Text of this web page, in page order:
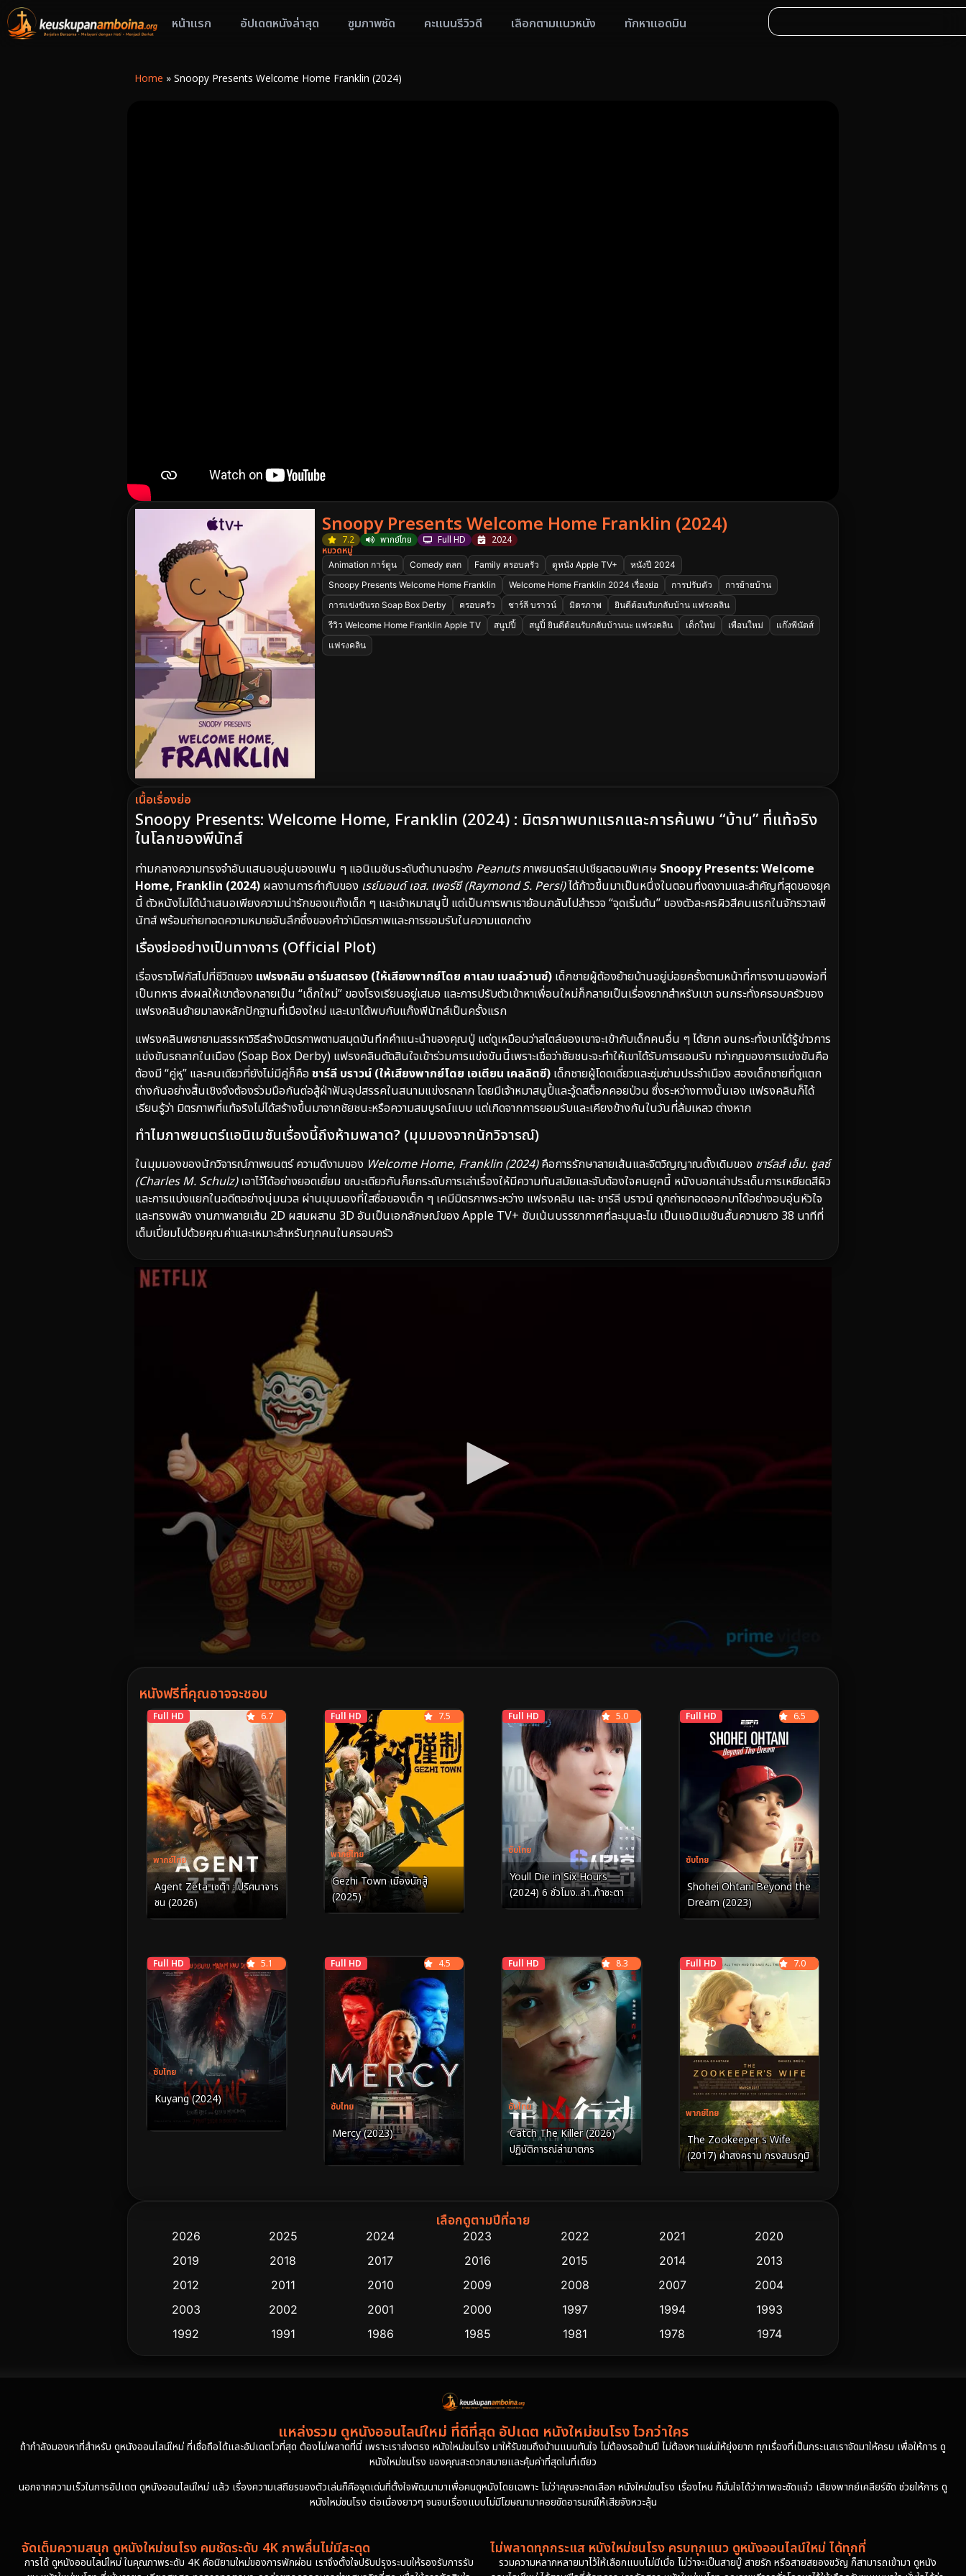
หน้าแรก อัปเดตหนังล่าสุด ซูมภาพชัด คะแนนรีวิวดี เลือกตามแนวหนัง ทักหาแอดมิน
Home » Snoopy Presents Welcome Home Franklin (2024)
Snoopy Presents Welcome Home Franklin (2024)
7.2 พากย์ไทย Full HD
2024
หมวดหมู่
Animation การ์ตูน Comedy ตลก Family ครอบครัว ดูหนัง Apple TV+
หนังปี 2024
Snoopy Presents Welcome Home Franklin
Welcome Home Franklin 2024 เรื่องย่อ การปรับตัว
การย้ายบ้าน
การแข่งขันรถ Soap Box Derby
ครอบครัว ชาร์ลี บราวน์ มิตรภาพ
ยินดีต้อนรับกลับบ้าน แฟรงคลิน
รีวิว Welcome Home Franklin Apple TV
สนูปปี้ สนูปี้ ยินดีต้อนรับกลับบ้านนะ แฟรงคลิน เด็กใหม่ เพื่อนใหม่
แก๊งพีนัตส์
แฟรงคลิน
เนื้อเรื่องย่อ
Snoopy Presents: Welcome Home, Franklin (2024) : มิตรภาพบทแรกและการค้นพบ “บ้าน” ที่แท้จริง
ในโลกของพีนัทส์
ท่ามกลางความทรงจำอันแสนอบอุ่นของแฟน ๆ แอนิเมชันระดับตำนานอย่าง Peanutsภาพยนตร์สเปเชียลตอนพิเศษ Snoopy Presents: Welcome
Home, Franklin (2024) ผลงานการกำกับของ เรย์มอนด์ เอส. เพอร์ซี (Raymond S. Persi)ได้ก้าวขึ้นมาเป็นหนึ่งในตอนที่งดงามและสำคัญที่สุดของยุค
นี้ ตัวหนังไม่ได้นำเสนอเพียงความน่ารักของแก๊งเด็ก ๆ และเจ้าหมาสนูปี้ แต่เป็นการพาเราย้อนกลับไปสำรวจ “จุดเริ่มต้น” ของตัวละครผิวสีคนแรกในจักรวาลพี
นัทส์ พร้อมถ่ายทอดความหมายอันลึกซึ้งของคำว่ามิตรภาพและการยอมรับในความแตกต่าง
เรื่องย่ออย่างเป็นทางการ (Official Plot)
เรื่องราวโฟกัสไปที่ชีวิตของ แฟรงคลิน อาร์มสตรอง (ให้เสียงพากย์โดย คาเลบ เบลล์วานซ์) เด็กชายผู้ต้องย้ายบ้านอยู่บ่อยครั้งตามหน้าที่การงานของพ่อที่
เป็นทหาร ส่งผลให้เขาต้องกลายเป็น “เด็กใหม่” ของโรงเรียนอยู่เสมอ และการปรับตัวเข้าหาเพื่อนใหม่ก็กลายเป็นเรื่องยากสำหรับเขา จนกระทั่งครอบครัวของ
แฟรงคลินย้ายมาลงหลักปักฐานที่เมืองใหม่ และเขาได้พบกับแก๊งพีนัทส์เป็นครั้งแรก
แฟรงคลินพยายามสรรหาวิธีสร้างมิตรภาพตามสมุดบันทึกคำแนะนำของคุณปู่ แต่ดูเหมือนว่าสไตล์ของเขาจะเข้ากับเด็กคนอื่น ๆ ได้ยาก จนกระทั่งเขาได้รู้ข่าวการ
แข่งขันรถลากในเมือง (Soap Box Derby) แฟรงคลินตัดสินใจเข้าร่วมการแข่งขันนี้เพราะเชื่อว่าชัยชนะจะทำให้เขาได้รับการยอมรับ ทว่ากฎของการแข่งขันคือ
ต้องมี “คู่หู” และคนเดียวที่ยังไม่มีคู่ก็คือ ชาร์ลี บราวน์ (ให้เสียงพากย์โดย เอเตียน เคลลิตซี) เด็กชายผู้โดดเดี่ยวและซุ่มซ่ามประจำเมือง สองเด็กชายที่ดูแตก
ต่างกันอย่างสิ้นเชิงจึงต้องร่วมมือกันต่อสู้ฝ่าฟันอุปสรรคในสนามแข่งรถลาก โดยมีเจ้าหมาสนูปี้และวู้ดสต็อกคอยป่วน ซึ่งระหว่างทางนั้นเอง แฟรงคลินก็ได้
เรียนรู้ว่า มิตรภาพที่แท้จริงไม่ได้สร้างขึ้นมาจากชัยชนะหรือความสมบูรณ์แบบ แต่เกิดจากการยอมรับและเคียงข้างกันในวันที่ล้มเหลว ต่างหาก
ทำไมภาพยนตร์แอนิเมชันเรื่องนี้ถึงห้ามพลาด? (มุมมองจากนักวิจารณ์)
ในมุมมองของนักวิจารณ์ภาพยนตร์ ความดีงามของ Welcome Home, Franklin (2024)คือการรักษาลายเส้นและจิตวิญญาณดั้งเดิมของ ชาร์ลส์ เอ็ม. ชูลซ์
(Charles M. Schulz)เอาไว้ได้อย่างยอดเยี่ยม ขณะเดียวกันก็ยกระดับการเล่าเรื่องให้มีความทันสมัยและจับต้องใจคนยุคนี้ หนังบอกเล่าประเด็นการเหยียดสีผิว
และการแบ่งแยกในอดีตอย่างนุ่มนวล ผ่านมุมมองที่ใสซื่อของเด็ก ๆ เคมีมิตรภาพระหว่าง แฟรงคลิน และ ชาร์ลี บราวน์ ถูกถ่ายทอดออกมาได้อย่างอบอุ่นหัวใจ
และทรงพลัง งานภาพลายเส้น 2D ผสมผสาน 3D อันเป็นเอกลักษณ์ของ Apple TV+ ขับเน้นบรรยากาศที่ละมุนละไม เป็นแอนิเมชันสั้นความยาว 38 นาทีที่
เต็มเปี่ยมไปด้วยคุณค่าและเหมาะสำหรับทุกคนในครอบครัว
หนังฟรีที่คุณอาจจะชอบ
Full HD
พากย์ไทย
6.7
Agent Zeta เซต้า : ปริศนาจาร
ชน (2026)
Full HD
พากย์ไทย
7.5
Gezhi Town เมืองนักสู้
(2025)
Full HD
ซับไทย
5.0
Youll Die in Six Hours
(2024) 6 ชั่วโมง..ล่า..ท้าชะตา
Full HD
ซับไทย
6.5
Shohei Ohtani Beyond the
Dream (2023)
Full HD
ซับไทย
5.1
Kuyang (2024)
Full HD
ซับไทย
4.5
Mercy (2023)
Full HD
ซับไทย
8.3
Catch The Killer (2026)
ปฏิบัติการณ์ล่าฆาตกร
Full HD
พากย์ไทย
7.0
The Zookeeper s Wife
(2017) ฝ่าสงคราม กรงสมรภูมิ
เลือกดูตามปีที่ฉาย
2026 2025 2024 2023 2022 2021
2020
2019
2018 2017 2016 2015 2014
2013
2012
2011 2010 2009 2008 2007
2004
2003
2002 2001 2000 1997 1994
1993
1992
1991 1986 1985 1981 1978 1974
แหล่งรวม ดูหนังออนไลน์ใหม่ ที่ดีที่สุด อัปเดต หนังใหม่ชนโรง ไวกว่าใคร
ถ้ากำลังมองหาที่สำหรับ ดูหนังออนไลน์ใหม่ ที่เชื่อถือได้และอัปเดตไวที่สุด ต้องไม่พลาดที่นี่ เพราะเราส่งตรง หนังใหม่ชนโรง มาให้รับชมถึงบ้านแบบทันใจ ไม่ต้องรอข้ามปี ไม่ต้องหาแผ่นให้ยุ่งยาก ทุกเรื่องที่เป็นกระแสเราจัดมาให้ครบ เพื่อให้การ ดู
หนังใหม่ชนโรง ของคุณสะดวกสบายและคุ้มค่าที่สุดในที่เดียว
นอกจากความเร็วในการอัปเดต ดูหนังออนไลน์ใหม่ แล้ว เรื่องความเสถียรของตัวเล่นก็คือจุดเด่นที่ตั้งใจพัฒนามาเพื่อคนดูหนังโดยเฉพาะ ไม่ว่าคุณจะกดเลือก หนังใหม่ชนโรง เรื่องไหน ก็มั่นใจได้ว่าภาพจะชัดแจ๋ว เสียงพากย์เคลียร์ชัด ช่วยให้การ ดู
หนังใหม่ชนโรง ต่อเนื่องยาวๆ จนจบเรื่องแบบไม่มีโฆษณามาคอยขัดอารมณ์ให้เสียจังหวะลุ้น
จัดเต็มความสนุก ดูหนังใหม่ชนโรง คมชัดระดับ 4K ภาพลื่นไม่มีสะดุด
การได้ ดูหนังออนไลน์ใหม่ ในคุณภาพระดับ 4K คือนิยามใหม่ของการพักผ่อน เราจึงตั้งใจปรับปรุงระบบให้รองรับการรับ
ไม่พลาดทุกกระแส หนังใหม่ชนโรง ครบทุกแนว ดูหนังออนไลน์ใหม่ ได้ทุกที่
รวมความหลากหลายมาไว้ให้เลือกแบบไม่มีเบื่อ ไม่ว่าจะเป็นสายบู๊ สายรัก หรือสายสยองขวัญ ก็สามารถเข้ามา ดูหนัง